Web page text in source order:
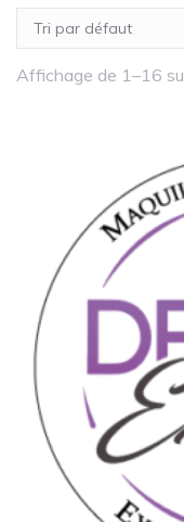
Affichage de 1–16